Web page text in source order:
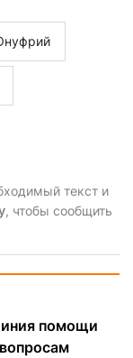
текст и
, чтобы сообщить
помощи